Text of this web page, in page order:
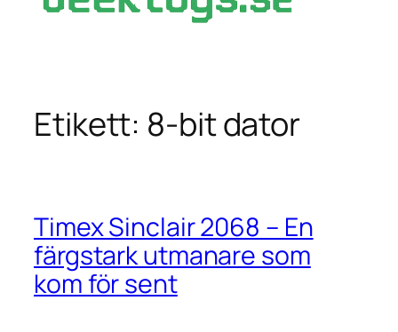
Etikett: 8-bit dator
Timex Sinclair 2068 – En
färgstark utmanare som
kom för sent